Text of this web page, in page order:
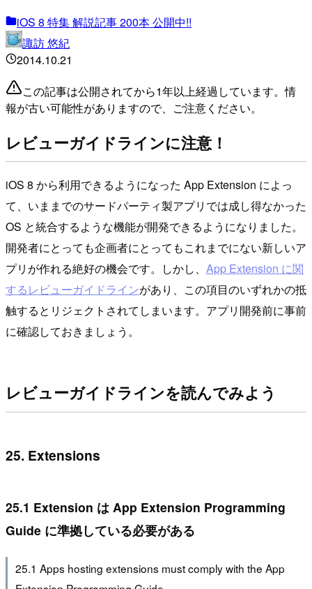
iOS 8 特集 解説記事 200本 公開中!!
諏訪 悠紀
2014.10.21
この記事は公開されてから1年以上経過しています。情
報が古い可能性がありますので、ご注意ください。
レビューガイドラインに注意！
iOS 8 から利用できるようになった App Extension によっ
て、いままでのサードパーティ製アプリでは成し得なかった
OS と統合するような機能が開発できるようになりました。
開発者にとっても企画者にとってもこれまでにない新しいア
プリが作れる絶好の機会です。しかし、 App Extension に関
するレビューガイドラインがあり、この項目のいずれかの抵
触するとリジェクトされてしまいます。アプリ開発前に事前
に確認しておきましょう。
レビューガイドラインを読んでみよう
25. Extensions
25.1 Extension は App Extension Programming
Guide に準拠している必要がある
25.1 Apps hosting extensions must comply with the App